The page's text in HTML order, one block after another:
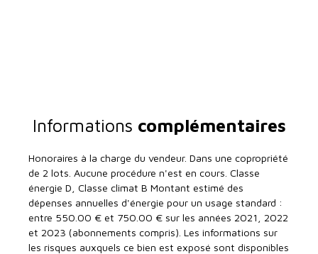
Informations complémentaires
Honoraires à la charge du vendeur. Dans une copropriété
de 2 lots. Aucune procédure n'est en cours. Classe
énergie D, Classe climat B Montant estimé des
dépenses annuelles d'énergie pour un usage standard :
entre 550.00 € et 750.00 € sur les années 2021, 2022
et 2023 (abonnements compris). Les informations sur
les risques auxquels ce bien est exposé sont disponibles